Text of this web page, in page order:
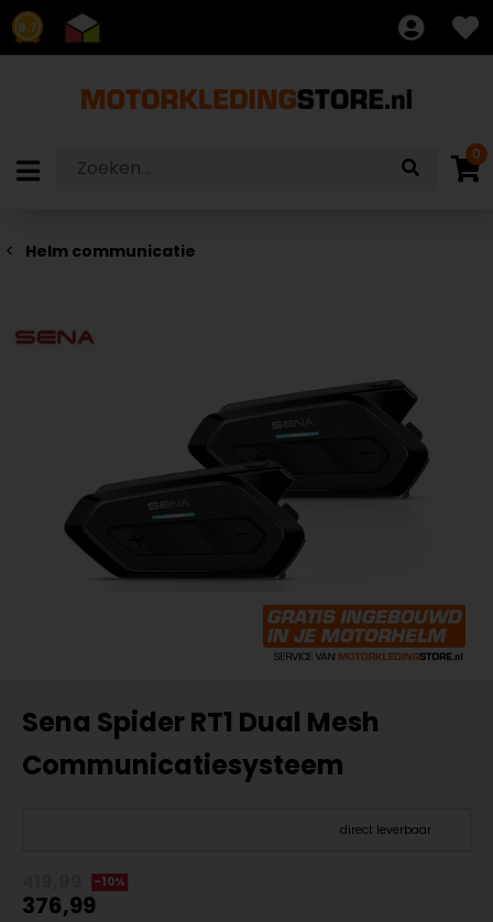
8.7
0
Helm communicatie
Sena Spider RT1 Dual Mesh
Communicatiesysteem
direct leverbaar
-10%
376,99